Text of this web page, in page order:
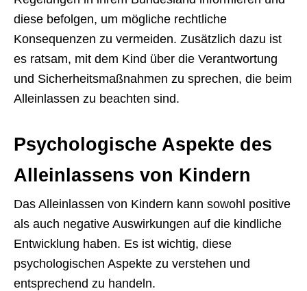
diese befolgen, um mögliche rechtliche
Konsequenzen zu vermeiden. Zusätzlich dazu ist
es ratsam, mit dem Kind über die Verantwortung
und Sicherheitsmaßnahmen zu sprechen, die beim
Alleinlassen zu beachten sind.
Psychologische Aspekte des
Alleinlassens von Kindern
Das Alleinlassen von Kindern kann sowohl positive
als auch negative Auswirkungen auf die kindliche
Entwicklung haben. Es ist wichtig, diese
psychologischen Aspekte zu verstehen und
entsprechend zu handeln.